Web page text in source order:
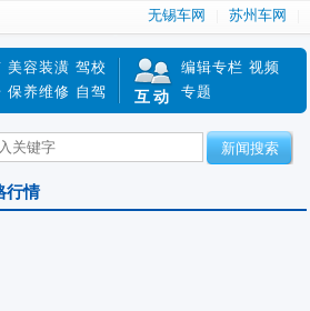
无锡车网 苏州车网
美容装潢 驾校
保养维修 自驾 互动
编辑专栏 视频
专题
新闻搜索
行情